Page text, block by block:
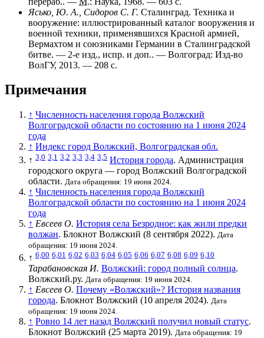
Ясько, Ю. А., Сидоров С. Г. Сталинград. Техника и
вооружение: иллюстрированный каталог вооружения и
военной техники, применявшихся Красной армией,
Вермахтом и союзниками Германии в Сталинградской
битве. — 2-е изд., испр. и доп.. — Волгоград: Изд-во
ВолГУ, 2013. — 208 с.
Примечания
↑ Численность населения города Волжский
Волгоградской области по состоянию на 1 июня 2024
года
↑ Индекс город Волжский, Волгоградская обл.
↑ 3,0 3,1 3,2 3,3 3,4 3,5 История города. Администрация
городского округа — город Волжский Волгоградской
области. Дата обращения: 19 июня 2024.
↑ Численность населения города Волжский
Волгоградской области по состоянию на 1 июня 2024
года
↑ Евсеев О. История села Безродное: как жили предки
волжан. Блокнот Волжский (8 сентября 2022). Дата
обращения: 19 июня 2024.
↑ 6,00 6,01 6,02 6,03 6,04 6,05 6,06 6,07 6,08 6,09 6,10
Тарабановская И. Волжский: город полный солнца.
Волжский.ру. Дата обращения: 19 июня 2024.
↑ Евсеев О. Почему «Волжский»? История названия
города. Блокнот Волжский (10 апреля 2024). Дата
обращения: 19 июня 2024.
↑ Ровно 14 лет назад Волжский получил новый статус.
Блокнот Волжский (25 марта 2019). Дата обращения: 19